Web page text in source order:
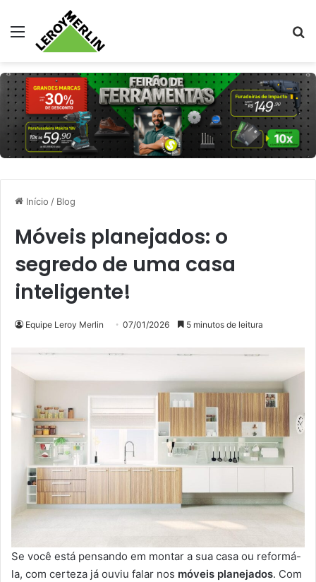
Menu
Início / Blog
Móveis planejados: o
segredo de uma casa
inteligente!
Equipe Leroy Merlin 07/01/2026 5 minutos de leitura
Se você está pensando em montar a sua casa ou reformá-
la, com certeza já ouviu falar nos móveis planejados. Com